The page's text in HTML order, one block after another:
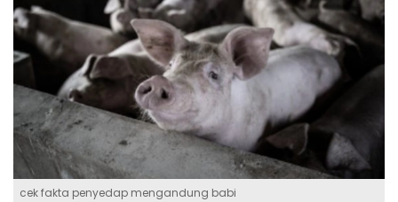
cek fakta penyedap mengandung babi